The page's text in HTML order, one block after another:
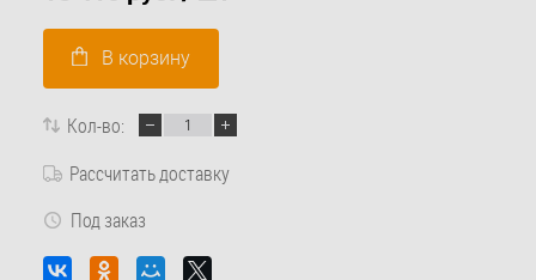
В корзину
Кол-во:
Рассчитать доставку
Под заказ